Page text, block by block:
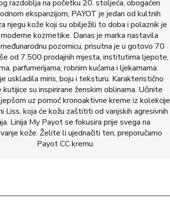
razdoblja na početku 20. stoljeća, obogaćen
ekspanzijom, PAYOT je jedan od kultnih
njegu kože koji su obilježili to doba i polaznik je
kozmetike. Danas je marka nastavila
pozornicu, prisutna je u gotovo 70
od 7.500 prodajnih mjesta, institutima ljepote,
parfumerijama, robnim kućama i ljekarnama.
uskladila miris, boju i teksturu. Karakteristično
kutijice su inspirirane ženskim oblinama. Učinite
uz pomoć kronoaktivne kreme iz kolekcije
Liss, koja će kožu zaštititi od vanjskih agresivnih
Linija My Payot se fokusira prije svega na
kože. Želite li ujednačiti ten, preporučamo
Payot CC kremu.